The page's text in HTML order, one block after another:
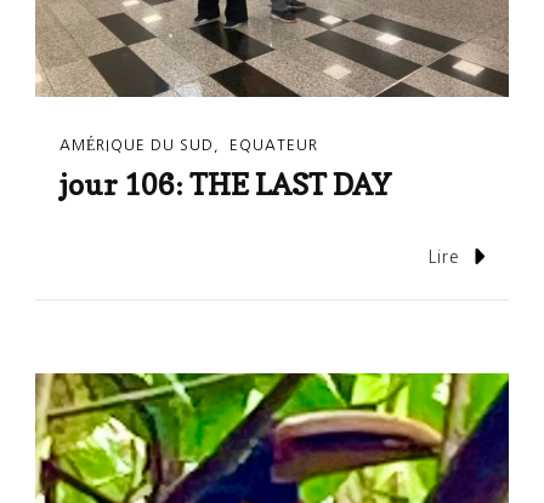
AMÉRIQUE DU SUD EQUATEUR
jour 106: THE LAST DAY
Lire